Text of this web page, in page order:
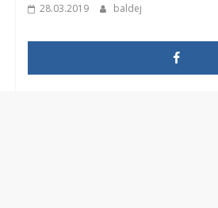
28.03.2019 baldej